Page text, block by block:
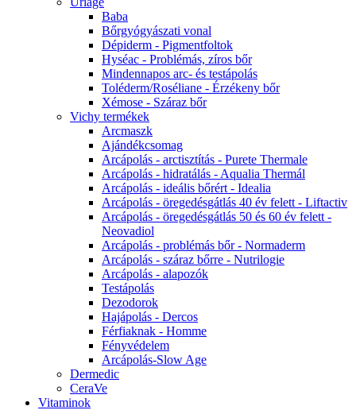
Baba
Bőrgyógyászati vonal
Dépiderm - Pigmentfoltok
Hyséac - Problémás, zíros bőr
Mindennapos arc- és testápolás
Toléderm/Roséliane - Érzékeny bőr
Xémose - Száraz bőr
Vichy termékek
Arcmaszk
Ajándékcsomag
Arcápolás - arctisztítás - Purete Thermale
Arcápolás - hidratálás - Aqualia Thermál
Arcápolás - ideális bőrért - Idealia
Arcápolás - öregedésgátlás 40 év felett - Liftactiv
Arcápolás - öregedésgátlás 50 és 60 év felett -
Neovadiol
Arcápolás - problémás bőr - Normaderm
Arcápolás - száraz bőrre - Nutrilogie
Arcápolás - alapozók
Testápolás
Dezodorok
Hajápolás - Dercos
Férfiaknak - Homme
Fényvédelem
Arcápolás-Slow Age
Dermedic
CeraVe
Vitaminok